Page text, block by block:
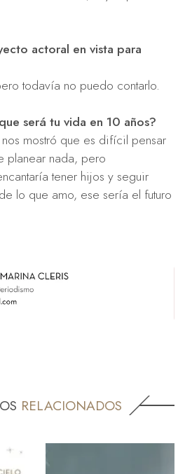
actoral en vista para
todavía no puedo contarlo.
será tu vida en 10 años?
mostró que es difícil pensar
planear nada, pero
tener hijos y seguir
lo que amo, ese sería el futuro
RELACIONADOS